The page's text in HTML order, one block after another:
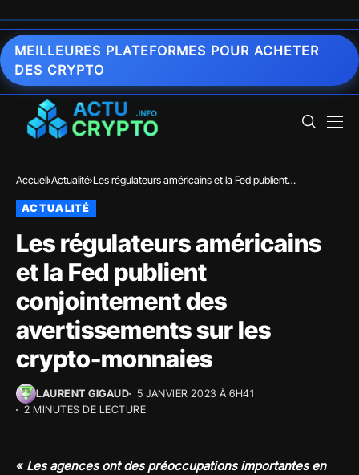
MEILLEURES PLATEFORMES POUR ACHETER
DES CRYPTO
Accueil Actualité Les régulateurs américains et la Fed publient
ACTUALITÉ
Les régulateurs américains
et la Fed publient
conjointement des
avertissements sur les
crypto-monnaies
LAURENT GIGAUD
5 JANVIER 2023 À 6H41
2 MINUTES DE LECTURE
« Les agences ont des préoccupations importantes en